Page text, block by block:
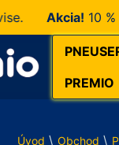
Akcia!10 %
PREMIO
Úvod \ Obchod \